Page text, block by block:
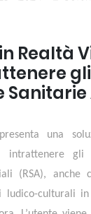
Realtà
una
gli
(RSA),
ludico-culturali